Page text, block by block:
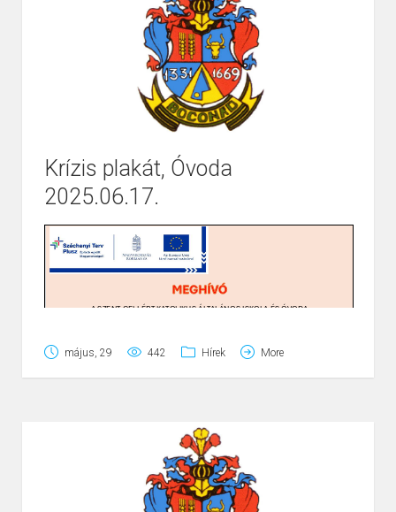
Page / 1
Krízis plakát, Óvoda
2025.06.17.
május, 29 442 Hírek More